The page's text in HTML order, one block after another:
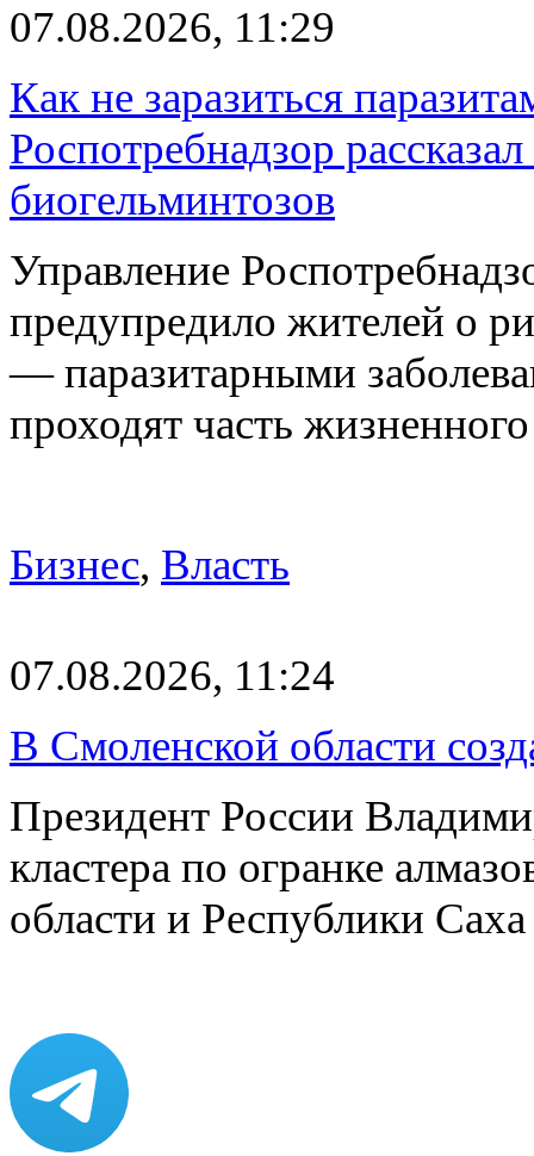
07.08.2026, 11:29
Как не заразиться
Роспотребнадзор
биогельминтозов
Управление
предупредило жителей о
— паразитарными
проходят часть
Бизнес, Власть
07.08.2026, 11:24
В Смоленской области
Президент России
кластера по огранке
области и Республики